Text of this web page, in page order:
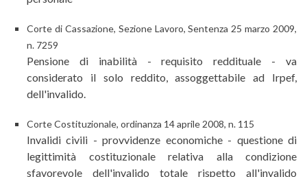
Corte di Cassazione, Sezione Lavoro, Sentenza 25 marzo 2009,
n. 7259
Pensione di inabilità - requisito reddituale - va
considerato il solo reddito, assoggettabile ad Irpef,
dell'invalido.
Corte Costituzionale, ordinanza 14 aprile 2008, n. 115
Invalidi civili - provvidenze economiche - questione di
legittimità costituzionale relativa alla condizione
sfavorevole dell'invalido totale rispetto all'invalido